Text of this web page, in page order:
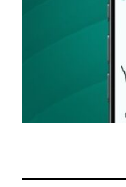
Nimesi
Tilaa